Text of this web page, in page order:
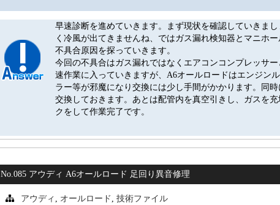
早速診断を進めていきます。まず現状を確認していきま
く冷風が出てきませんね、ではガス漏れ検知器とマニホ
不具合原因を探っていきます。
今回の不具合はガス漏れではなくエアコンコンプレッサ
速作業に入っていきますが、A6オールロードはエンジン
ラー等が邪魔になり交換には少し手間がかかります。同
交換しておきます。あとは配管内を真空引きし、ガスを
クをして作業完了です。
No.085 アウディ A6オールロード 足回り異音修理
アウディ オールロード ,技術ファイル